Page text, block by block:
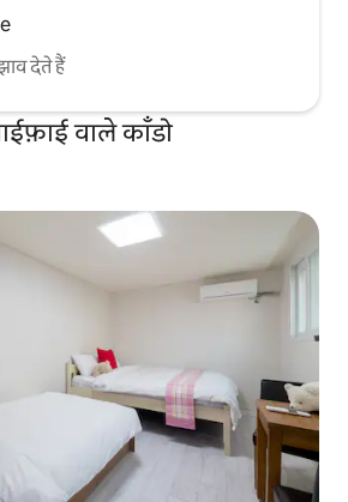
देते हैं
वाले काँडो